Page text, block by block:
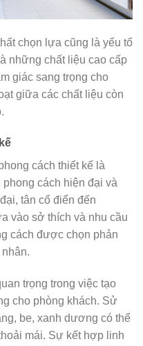
chọn lựa cũng là yếu tố
những chất liệu cao cấp
giác sang trọng cho
giữa các chất liệu còn
cách thiết kế là
cách hiện đại và
tân cổ điển đến
vào sở thích và nhu cầu
cách được chọn phản
trọng trong việc tạo
cho phòng khách. Sử
be, xanh dương có thể
mái. Sự kết hợp linh